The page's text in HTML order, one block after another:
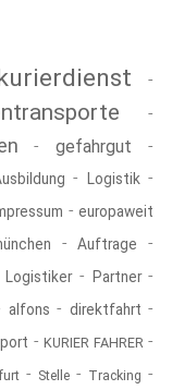
-
-
-gefahrgut -
- Logistik-
- europaweit
-Auftrage -
Logistiker- Partner-
alfons - direktfahrt -
-KURIER FAHRER -
- Stelle - Tracking -